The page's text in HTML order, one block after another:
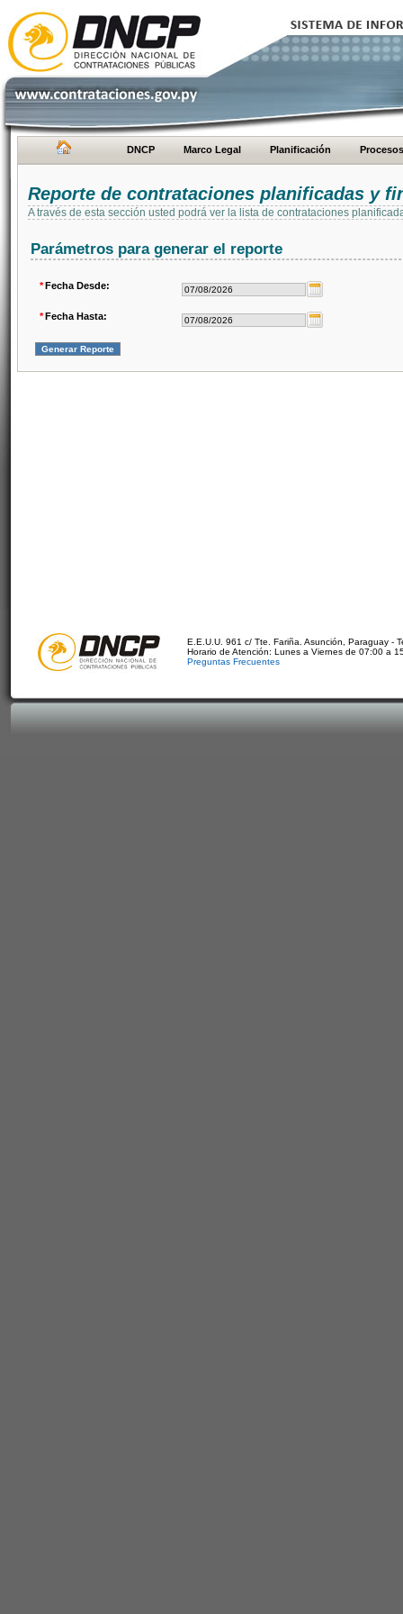
DNCP Marco Legal Planificación Procesos
Reporte de contrataciones planificadas y
A través de esta sección usted podrá ver la lista de contrataciones
Parámetros para generar el reporte
*Fecha Desde:
*Fecha Hasta:
E.E.U.U. 961 c/ Tte. Fariña. Asunción, Paraguay -
Horario de Atención: Lunes a Viernes de 07:00 a
Preguntas Frecuentes